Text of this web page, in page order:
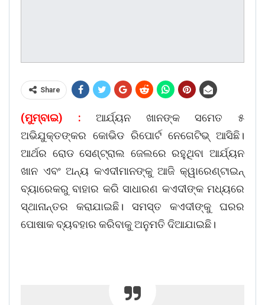
Share
(ମୁମ୍ବାଇ) : ଆର୍ଯ୍ୟନ ଖାନଙ୍କ ସମେତ ୫
ଅଭିଯୁକ୍ତଙ୍କର କୋଭିଡ ରିପୋର୍ଟ ନେଗେଟିଭ୍ ଆସିଛି।
ଆର୍ଥର ରୋଡ ସେଣ୍ଟ୍ରାଲ ଜେଲରେ ରହୁଥିବା ଆର୍ଯ୍ୟନ
ଖାନ ଏବଂ ଅନ୍ୟ କଏଦୀମାନଙ୍କୁ ଆଜି କ୍ୱାରେଣ୍ଟାଇନ୍
ବ୍ୟାରେକରୁ ବାହାର କରି ସାଧାରଣ କଏଦୀଙ୍କ ମଧ୍ୟରେ
ସ୍ଥାନାନ୍ତର କରାଯାଇଛି। ସମସ୍ତ କଏଦୀଙ୍କୁ ଘରର
ପୋଷାକ ବ୍ୟବହାର କରିବାକୁ ଅନୁମତି ଦିଆଯାଇଛି।